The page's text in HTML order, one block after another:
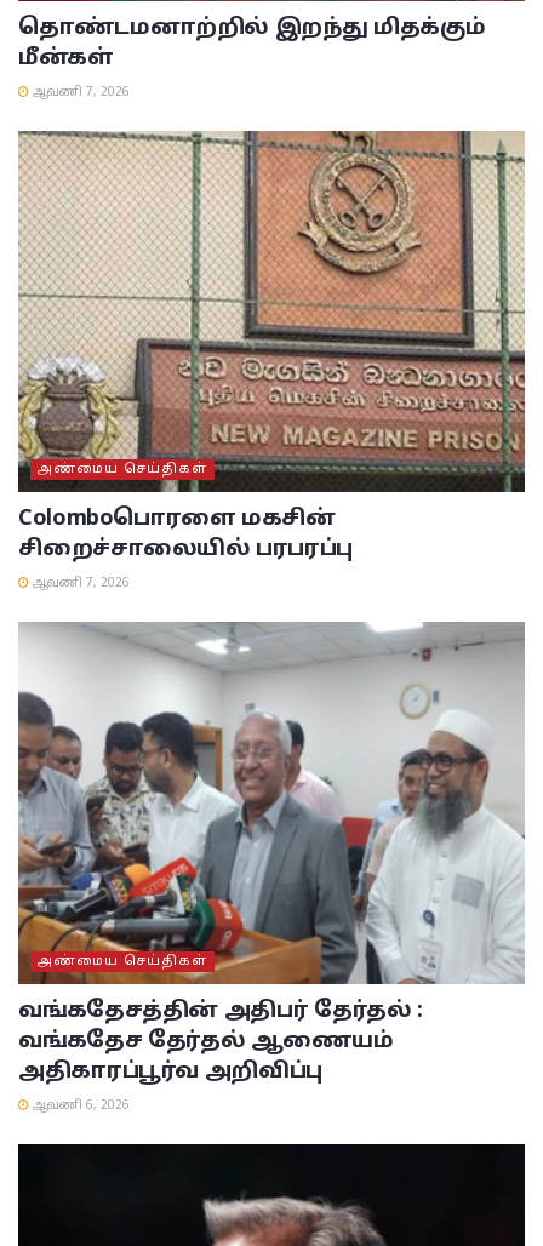
தொண்டமனாற்றில் இறந்து மிதக்கும்
மீன்கள்
ஆவணி 7, 2026
அண்மைய செய்திகள்
Colomboபொரளை மகசின்
சிறைச்சாலையில் பரபரப்பு
ஆவணி 7, 2026
அண்மைய செய்திகள்
வங்கதேசத்தின் அதிபர் தேர்தல் :
வங்கதேச தேர்தல் ஆணையம்
அதிகாரப்பூர்வ அறிவிப்பு
ஆவணி 6, 2026